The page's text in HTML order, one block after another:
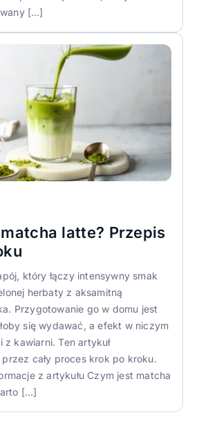
[…]
latte? Przepis
który łączy intensywny smak
herbaty z aksamitną
Przygotowanie go w domu jest
się wydawać, a efekt w niczym
z kawiarni. Ten artykuł
cały proces krok po kroku.
z artykułu Czym jest matcha
[…]